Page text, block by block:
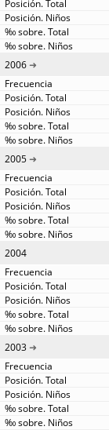
2006
2005
2004
2003